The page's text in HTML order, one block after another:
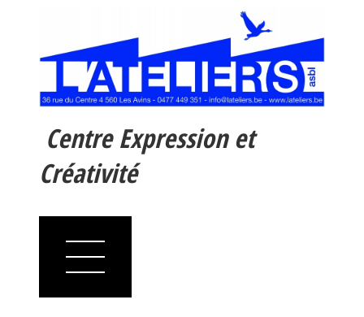
Centre Expression et
Créativité